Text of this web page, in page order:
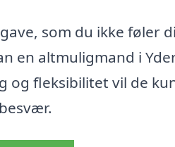
som du ikke føler
en altmuligmand i
og fleksibilitet vil de